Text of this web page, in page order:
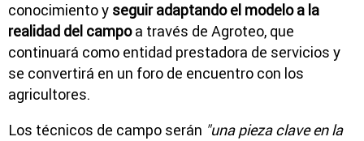
conocimiento y seguir adaptando el modelo a la
realidad del campoa través de Agroteo, que
continuará como entidad prestadora de servicios y
se convertirá en un foro de encuentro con los
agricultores.
Los técnicos de campo serán "una pieza clave en la